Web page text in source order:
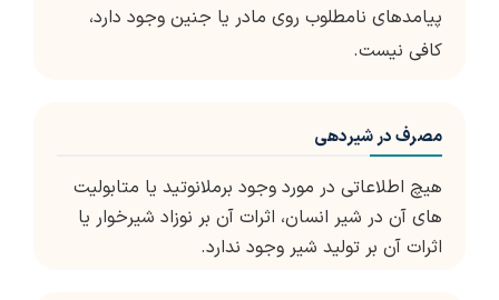
پیامدهای نامطلوب روی مادر یا جنین وجود دارد،
کافی نیست.
مصرف در شیردهی
هیچ اطلاعاتی در مورد وجود برملانوتید یا متابولیت
های آن در شیر انسان، اثرات آن بر نوزاد شیرخوار یا
اثرات آن بر تولید شیر وجود ندارد.